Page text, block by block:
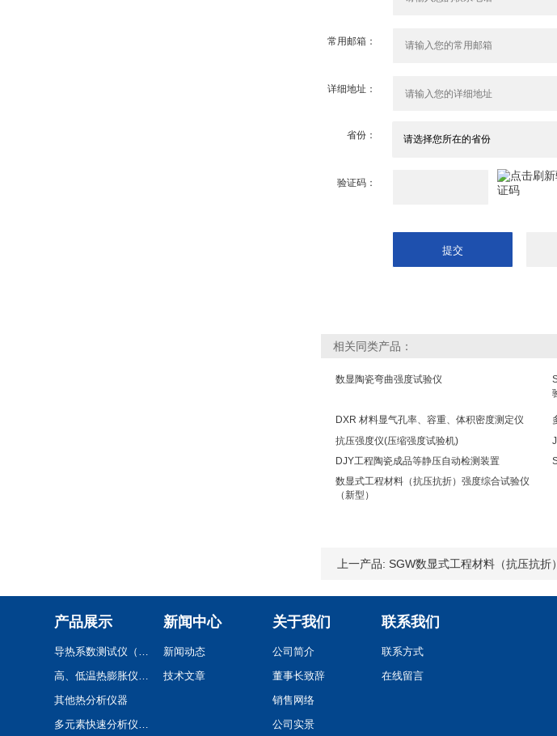
常用邮箱：
详细地址：
省份：
验证码：
相关同类产品：
数显陶瓷弯曲强度试验仪
DXR 材料显气孔率、容重、体积密度测定仪
抗压强度仪(压缩强度试验机)
DJY工程陶瓷成品等静压自动检测装置
数显式工程材料（抗压抗折）强度综合试验仪
（新型）
上一产品: SGW数显式工程材料（抗压抗折
产品展示
导热系数测试仪（系列）
高、低温热膨胀仪(系列)
其他热分析仪器
多元素快速分析仪(系列)
新闻中心
新闻动态
技术文章
关于我们
公司简介
董事长致辞
销售网络
公司实景
联系我们
联系方式
在线留言